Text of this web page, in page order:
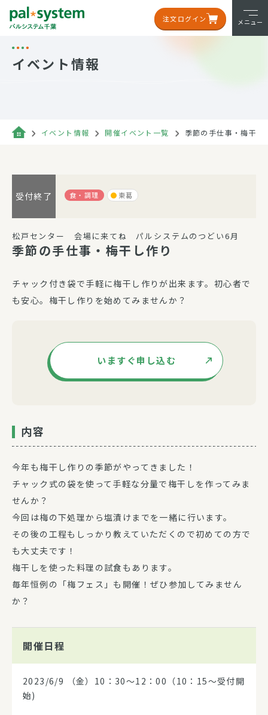
注文ログイン メニュー
イベント情報
イベント情報 開催イベント一覧 季節の手仕事・梅干し
受付終了 食・調理 東葛
松戸センター 会場に来てね パルシステムのつどい6月
季節の手仕事・梅干し作り
チャック付き袋で手軽に梅干し作りが出来ます。初心者で
も安心。梅干し作りを始めてみませんか？
いますぐ申し込む
内容
今年も梅干し作りの季節がやってきました！
チャック式の袋を使って手軽な分量で梅干しを作ってみま
せんか？
今回は梅の下処理から塩漬けまでを一緒に行います。
その後の工程もしっかり教えていただくので初めての方で
も大丈夫です！
梅干しを使った料理の試食もあります。
毎年恒例の「梅フェス」も開催！ぜひ参加してみません
か？
開催日程
2023/6/9
（金）10：30～12：00（10：15～受付開
始)